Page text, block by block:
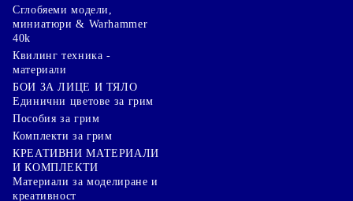
Сглобяеми модели,
миниатюри & Warhammer
40k
Квилинг техника -
материали
БОИ ЗА ЛИЦЕ И ТЯЛО
Единични цветове за грим
Пособия за грим
Комплекти за грим
КРЕАТИВНИ МАТЕРИАЛИ
И КОМПЛЕКТИ
Mатериали за моделиране и
креативност